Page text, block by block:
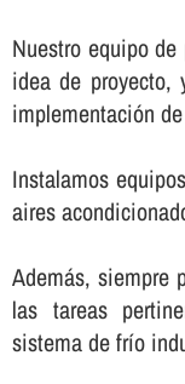
Nuestro equipo
idea de proyecto,
implementación
Instalamos
aires
Además, siempre
las tareas
sistema de frí­o